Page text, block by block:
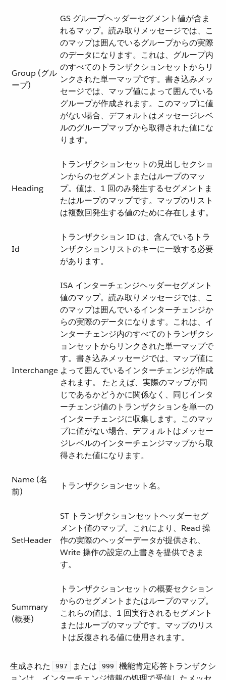
Group (グル
ープ)
GS グループヘッダーセグメント値が含ま
れるマップ。読み取りメッセージでは、こ
のマップは囲んでいるグループからの実際
のデータになります。これは、グループ内
のすべてのトランザクションセットからリ
ンクされた単一マップです。書き込みメッ
セージでは、マップ値によって囲んでいる
グループが作成されます。このマップに値
がない場合、デフォルトはメッセージレベ
ルのグループマップから取得された値にな
ります。
Heading
トランザクションセットの見出しセクショ
ンからのセグメントまたはループのマッ
プ。値は、1 回のみ発生するセグメントま
たはループのマップです。マップのリスト
は複数回発生する値のために存在します。
Id
トランザクション ID は、含んでいるトラ
ンザクションリストのキーに一致する必要
があります。
Interchange
ISA インターチェンジヘッダーセグメント
値のマップ。読み取りメッセージでは、こ
のマップは囲んでいるインターチェンジか
らの実際のデータになります。これは、イ
ンターチェンジ内のすべてのトランザクシ
ョンセットからリンクされた単一マップで
す。書き込みメッセージでは、マップ値に
よって囲んでいるインターチェンジが作成
されます。 たとえば、実際のマップが同
じであるかどうかに関係なく、同じインタ
ーチェンジ値のトランザクションを単一の
インターチェンジに収集します。このマッ
プに値がない場合、デフォルトはメッセー
ジレベルのインターチェンジマップから取
得された値になります。
Name (名
前)
トランザクションセット名。
SetHeader
ST トランザクションセットヘッダーセグ
メント値のマップ。これにより、Read 操
作の実際のヘッダーデータが提供され、
Write 操作の設定の上書きを提供できま
す。
Summary
(概要)
トランザクションセットの概要セクション
からのセグメントまたはループのマップ。
これらの値は、1 回実行されるセグメント
またはループのマップです。マップのリス
トは反復される値に使用されます。
生成された ​ 997 ​ または ​ 999
​ 機能肯定応答トランザクシ